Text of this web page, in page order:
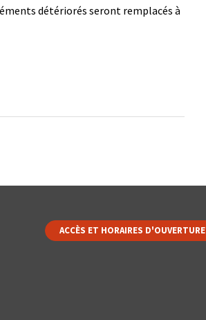
détériorés seront remplacés à
ACCÈS ET HORAIRES D'OUVERTURE